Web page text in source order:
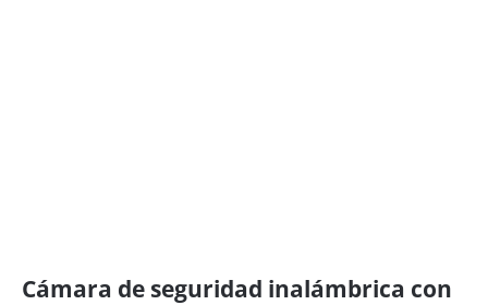
Cámara de seguridad inalámbrica con